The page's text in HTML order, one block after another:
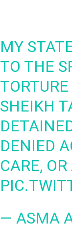
MY
TO THE
SHEIKH
DENIED
CARE,
— ASMA